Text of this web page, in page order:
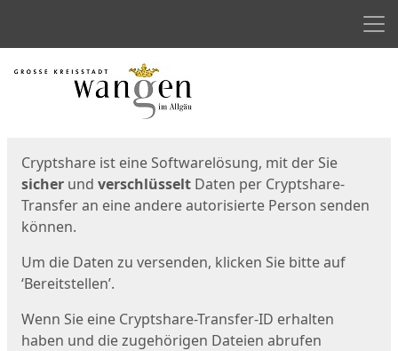
Start
Cryptshare ist eine Softwarelösung, mit der Sie
sicher und verschlüsselt Daten per Cryptshare-
Transfer an eine andere autorisierte Person senden
können.
Um die Daten zu versenden, klicken Sie bitte auf
‘Bereitstellen’.
Wenn Sie eine Cryptshare-Transfer-ID erhalten
haben und die zugehörigen Dateien abrufen